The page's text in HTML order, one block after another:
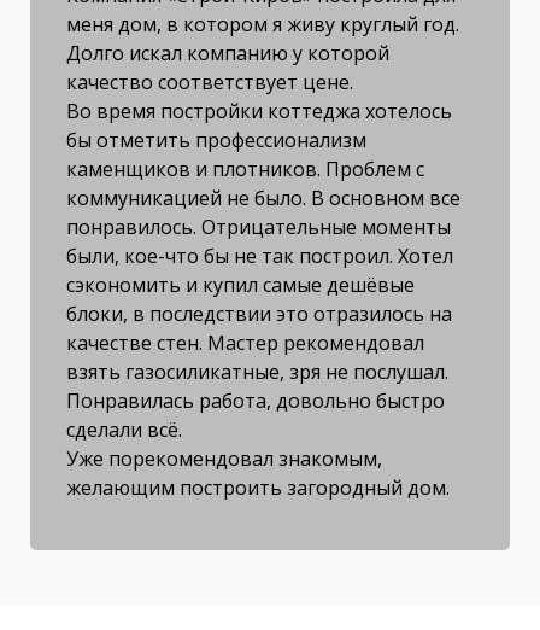
меня дом, в котором я живу круглый год.
Долго искал компанию у которой
качество соответствует цене.
Во время постройки коттеджа хотелось
бы отметить профессионализм
каменщиков и плотников. Проблем с
коммуникацией не было. В основном все
понравилось. Отрицательные моменты
были, кое-что бы не так построил. Хотел
сэкономить и купил самые дешёвые
блоки, в последствии это отразилось на
качестве стен. Мастер рекомендовал
взять газосиликатные, зря не послушал.
Понравилась работа, довольно быстро
сделали всё.
Уже порекомендовал знакомым,
желающим построить загородный дом.